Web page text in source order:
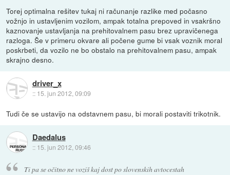
Torej optimalna rešitev tukaj ni računanje razlike med počasno
vožnjo in ustavljenim vozilom, ampak totalna prepoved in vsakršno
kaznovanje ustavljanja na prehitovalnem pasu brez upravičenega
razloga. Še v primeru okvare ali počene gume bi vsak voznik moral
poskrbeti, da vozilo ne bo obstalo na prehitovalnem pasu, ampak
skrajno desno.
driver_x
:: 15. jun 2012, 09:09
Tudi če se ustavijo na odstavnem pasu, bi morali postaviti trikotnik.
Daedalus
:: 15. jun 2012, 09:46
Ti pa se očitno ne voziš kaj dost po slovenskih avtocestah